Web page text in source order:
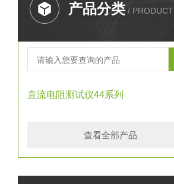
产品分类 / PRODUCT
直流电阻测试仪44系列
查看全部产品